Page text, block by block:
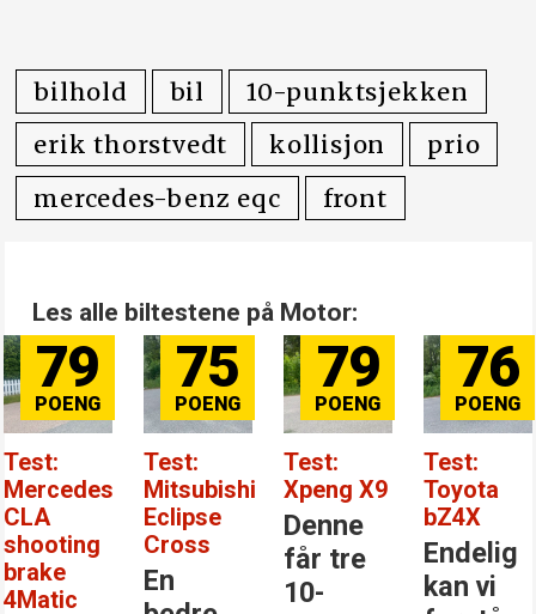
bilhold bil
10-punktsjekken
erik thorstvedt
kollisjon
prio
mercedes-benz eqc
front
Les alle biltestene på Motor:
79
Test:
Mercedes
CLA
shooting
brake
4Matic
75
Test:
Mitsubishi
Eclipse
Cross
En
79
Test:
Xpeng X9
Denne
får tre
10-
76
Test:
Toyota
bZ4X
Endelig
kan vi